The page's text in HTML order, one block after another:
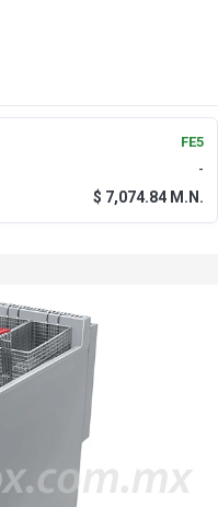
FE5
-
$ 7,074.84 M.N.